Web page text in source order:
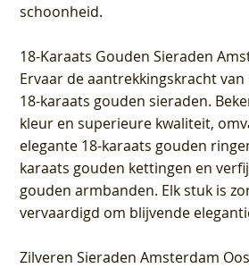
schoonheid.
18-Karaats Gouden Sieraden
Ervaar de aantrekkingskracht
18-karaats gouden sieraden.
kleur en superieure kwaliteit,
elegante 18-karaats gouden
karaats gouden kettingen en
gouden armbanden. Elk stuk is
vervaardigd om blijvende
Zilveren Sieraden Amsterdam